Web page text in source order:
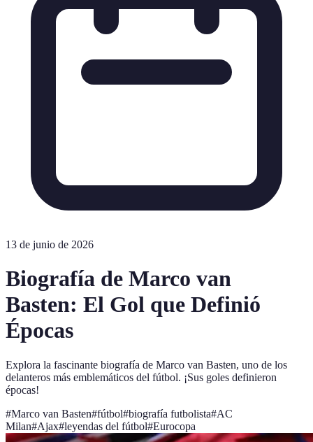
13 de junio de 2026
Biografía de Marco van
Basten: El Gol que Definió
Épocas
Explora la fascinante biografía de Marco van Basten, uno de los
delanteros más emblemáticos del fútbol. ¡Sus goles definieron
épocas!
#Marco van Basten#fútbol#biografía futbolista#AC
Milan#Ajax#leyendas del fútbol#Eurocopa